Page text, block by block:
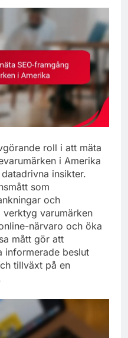
roll i att mäta
i Amerika
insikter.
som
och
verktyg varumärken
närvaro och öka
mått gör att
informerade beslut
tillväxt på en